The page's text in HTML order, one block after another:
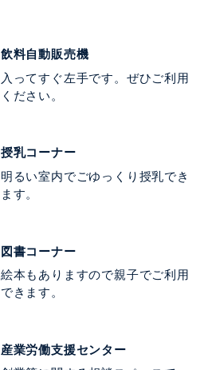
飲料自動販売機
入ってすぐ左手です。ぜひご利用
ください。
授乳コーナー
明るい室内でごゆっくり授乳でき
ます。
図書コーナー
絵本もありますので親子でご利用
できます。
産業労働支援センター